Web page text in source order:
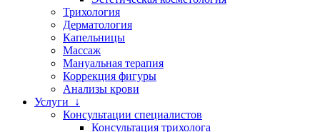
Трихология
Дерматология
Капельницы
Массаж
Мануальная терапия
Коррекция фигуры
Анализы крови
Услуги ↓
Консультации специалистов
Консультация трихолога